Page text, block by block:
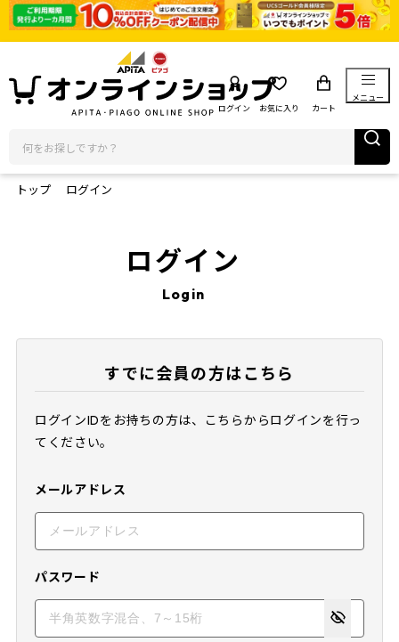
ログイン お気に入り カート
メニュー
トップ ログイン
ログイン
Login
すでに会員の方はこちら
ログインIDをお持ちの方は、こちらからログインを行っ
てください。
メールアドレス
パスワード